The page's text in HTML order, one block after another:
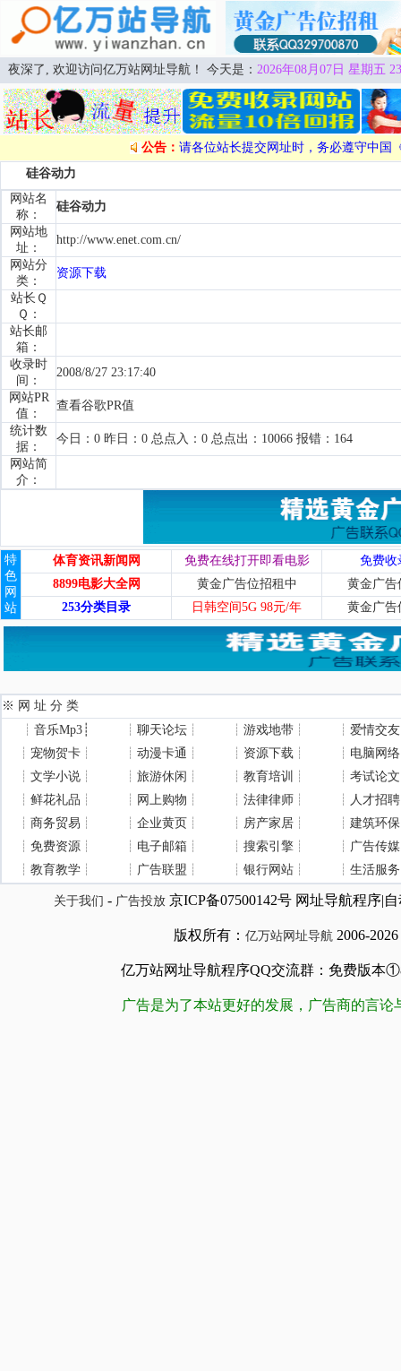
夜深了, 欢迎访问亿万站网址导航！ 今天是： 2026年08月07日 星期五
公告： 请各位站长提交网址时，务必遵守中国
硅谷动力
网站名
称：
硅谷动力
网站地
址：
http://www.enet.com.cn/
网站分
类：
资源下载
站长Ｑ
Ｑ：
站长邮
箱：
收录时
间：
2008/8/27 23:17:40
网站PR
值：
查看谷歌PR值
统计数
据：
今日：0 昨日：0 总点入：0 总点出：10066 报错：164
网站简
介：
特
色
网
站
体育资讯新闻网 免费在线打开即看电影
免费收
8899电影大全网
黄金广告位招租中
黄金广告
253分类目录
日韩空间5G 98元/年 黄金广告
※ 网 址 分 类
┊ 音乐Mp3 ┊ ┊ 聊天论坛 ┊ ┊ 游戏地带 ┊ ┊ 爱情交友
┊ 宠物贺卡 ┊ ┊ 动漫卡通 ┊ ┊ 资源下载 ┊ ┊ 电脑网络
┊ 文学小说 ┊ ┊ 旅游休闲 ┊ ┊ 教育培训 ┊ ┊ 考试论文
┊ 鲜花礼品 ┊ ┊ 网上购物 ┊ ┊ 法律律师 ┊ ┊ 人才招聘
┊ 商务贸易 ┊ ┊ 企业黄页 ┊ ┊ 房产家居 ┊ ┊ 建筑环保
┊ 免费资源 ┊ ┊ 电子邮箱 ┊ ┊ 搜索引擎 ┊ ┊ 广告传媒
┊ 教育教学 ┊ ┊ 广告联盟 ┊ ┊ 银行网站 ┊ ┊ 生活服务
关于我们 - 广告投放京ICP备07500142号 网址导航程序|
版权所有： 亿万站网址导航 2006-2026
亿万站网址导航程序QQ交流群：免费版本
广告是为了本站更好的发展，广告商的言